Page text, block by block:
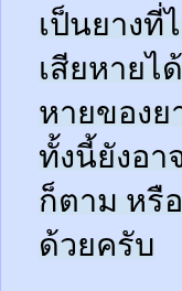
เป็นยางที่
เสียหายไ
หายของ
ทั้งนี้ยังอา
ก็ตาม หรื
ด้วยครับ